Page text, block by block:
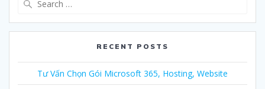
RECENT POSTS
Tư Vấn Chọn Gói Microsoft 365, Hosting, Website